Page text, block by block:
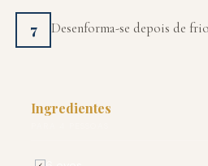
7 Desenforma-se depois de
Ingredientes